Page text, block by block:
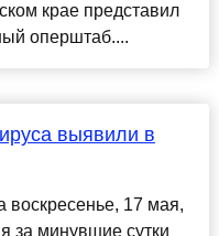
крае представил
оперштаб....
выявили в
17 мая,
за минувшие сутки